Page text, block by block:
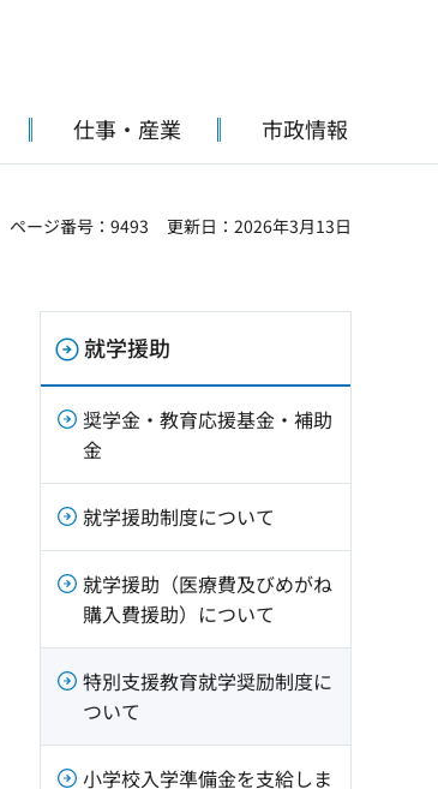
仕事・産業 市政情報
ページ番号：9493
更新日：2026年3月13日
就学援助
奨学金・教育応援基金・補助
金
就学援助制度について
就学援助（医療費及びめがね
購入費援助）について
特別支援教育就学奨励制度に
ついて
小学校入学準備金を支給しま